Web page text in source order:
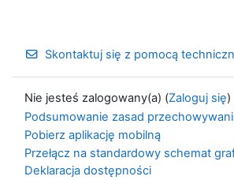
Skontaktuj się z pomocą
Nie jesteś zalogowany(a) (Zaloguj się)
Podsumowanie zasad
Pobierz aplikację mobilną
Przełącz na standardowy schemat
Deklaracja dostępności